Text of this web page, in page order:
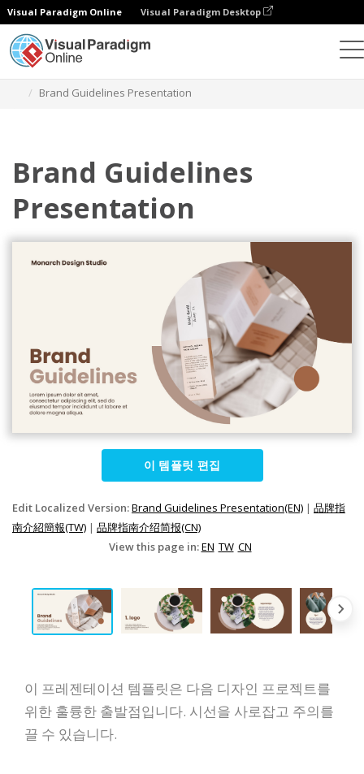
Visual Paradigm Online Visual Paradigm Desktop
Brand Guidelines Presentation
Brand Guidelines
Presentation
이 템플릿 편집
Edit Localized Version:Brand Guidelines Presentation(EN) | 品牌指
南介紹簡報(TW) | 品牌指南介绍简报(CN)
View this page in:EN TW CN
이 프레젠테이션 템플릿은 다음 디자인 프로젝트를
위한 훌륭한 출발점입니다. 시선을 사로잡고 주의를
끌 수 있습니다.